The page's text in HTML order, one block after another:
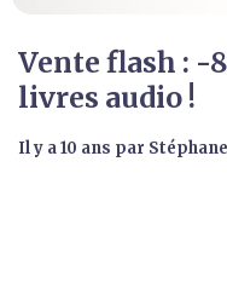
Vente flash : -
livres audio !
il y a 10 ans par